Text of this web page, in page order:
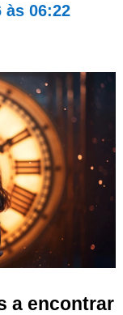
às 06:22
a encontrar